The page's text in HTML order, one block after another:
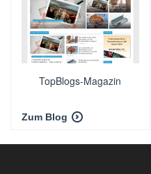
TopBlogs-Magazin
Zum Blog